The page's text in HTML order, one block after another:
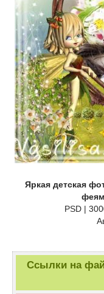
Яркая детская
PSD |
Ссылки на